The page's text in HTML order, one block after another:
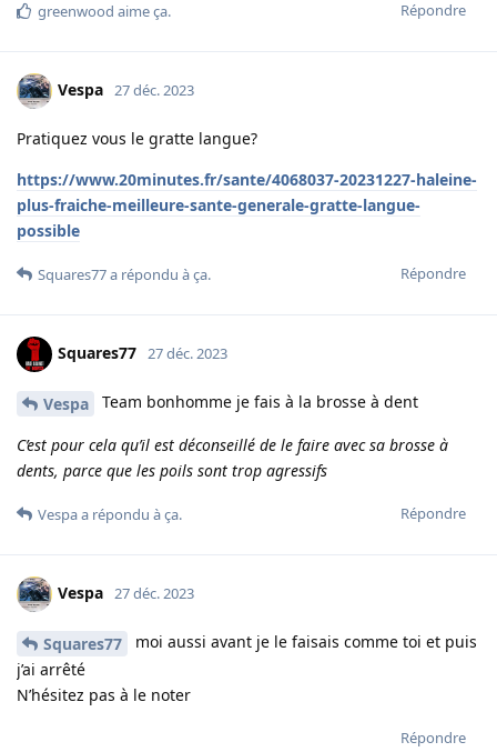
Répondre
greenwood aime ça.
Vespa 27 déc. 2023
Pratiquez vous le gratte langue?
https://www.20minutes.fr/sante/4068037-20231227-haleine-
plus-fraiche-meilleure-sante-generale-gratte-langue-
possible
Répondre
Squares77a répondu à ça.
Squares77 27 déc. 2023
Vespa Team bonhomme je fais à la brosse à dent
C’est pour cela qu’il est déconseillé de le faire avec sa brosse à
dents, parce que les poils sont trop agressifs
Répondre
Vespaa répondu à ça.
Vespa 27 déc. 2023
Squares77
moi aussi avant je le faisais comme toi et puis
j’ai arrêté
N’hésitez pas à le noter
Répondre